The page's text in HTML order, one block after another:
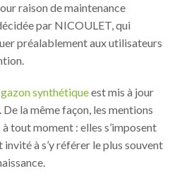
raison de maintenance
par NICOULET, qui
préalablement aux utilisateurs
synthétiqueest mis à jour
la même façon, les mentions
tout moment : elles s’imposent
à s’y référer le plus souvent